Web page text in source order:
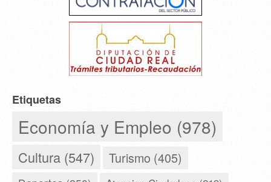
Etiquetas
Economía y Empleo (978)
Cultura (547) Turismo (405)